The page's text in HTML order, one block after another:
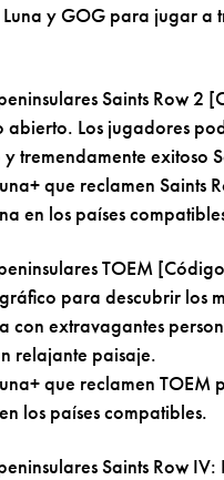
y GOG para jugar a
Saints Row 2
Los jugadores
tremendamente exitoso
que reclamen Saints
en los países
TOEM
para descubrir los
extravagantes
relajante paisaje.
que reclamen TOEM
los países compatibles.
Saints Row